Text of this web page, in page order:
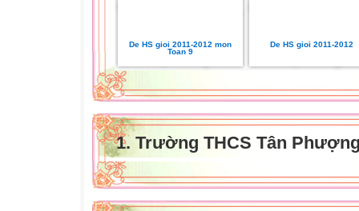
De HS gioi 2011-2012 mon
Toan 9
De HS gioi 2011-2012
1. Trường THCS Tân